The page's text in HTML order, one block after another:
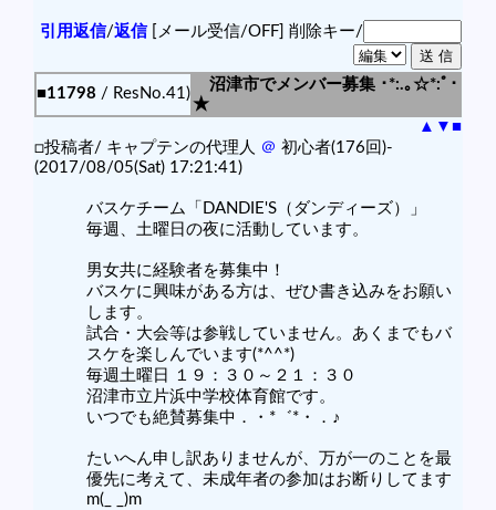
引用返信/返信[メール受信/OFF] 削除キー/
■11798 / ResNo.41)
沼津市でメンバー募集 ･*:.｡☆*:ﾟ･
★
▲ ▼ ■
□投稿者/ キャプテンの代理人 ＠ 初心者(176回)-
(2017/08/05(Sat) 17:21:41)
バスケチーム「DANDIE'S（ダンディーズ）」
毎週、土曜日の夜に活動しています。
男女共に経験者を募集中！
バスケに興味がある方は、ぜひ書き込みをお願い
します。
試合・大会等は参戦していません。あくまでもバ
スケを楽しんでいます(*^^*)
毎週土曜日 １９：３０～２１：３０
沼津市立片浜中学校体育館です。
いつでも絶賛募集中．・*゛*・．♪
たいへん申し訳ありませんが、万が一のことを最
優先に考えて、未成年者の参加はお断りしてます
m(_ _)m